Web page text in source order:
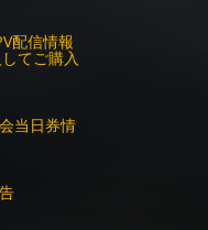
配信情報
てご購入
当日券情